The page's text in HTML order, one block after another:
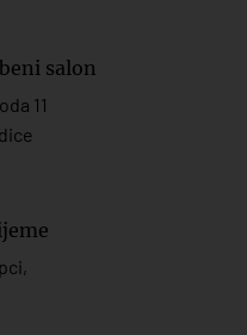
salon
11